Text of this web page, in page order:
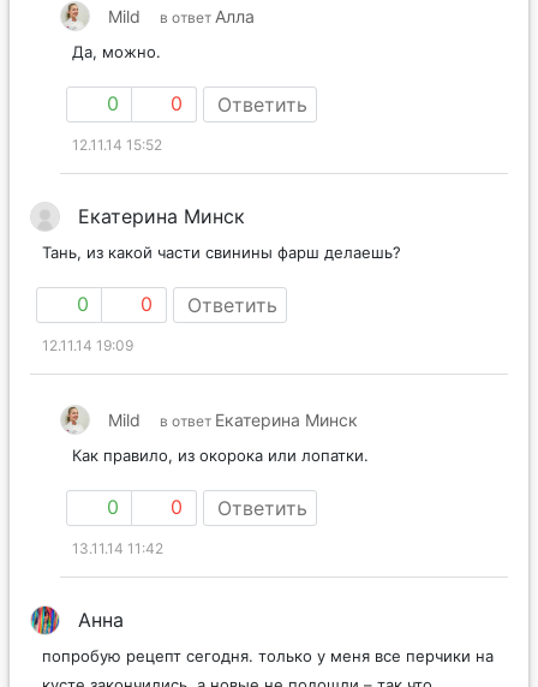
Mild в ответ Алла
Да, можно.
0 0 Ответить
12.11.14 15:52
Екатерина Минск
Тань, из какой части свинины фарш делаешь?
0 0 Ответить
12.11.14 19:09
Mild в ответ Екатерина Минск
Как правило, из окорока или лопатки.
0 0 Ответить
13.11.14 11:42
Анна
попробую рецепт сегодня. только у меня все перчики на